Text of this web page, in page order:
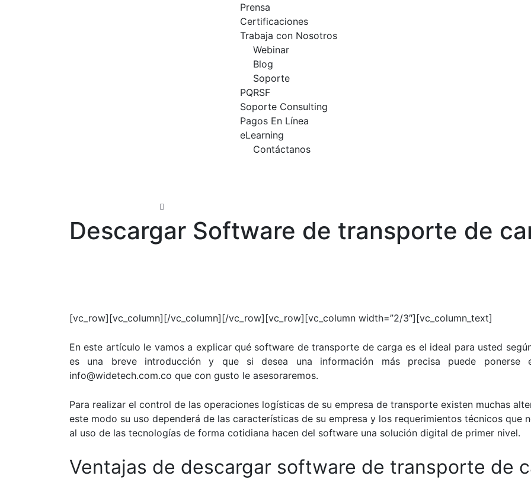
Prensa
Certificaciones
Trabaja con Nosotros
Webinar
Blog
Soporte
PQRSF
Soporte Consulting
Pagos En Línea
eLearning
Contáctanos
Descargar Software de transporte de
[vc_row][vc_column][/vc_column][/vc_row][vc_row][vc_column width=”2/3″][vc_column_text]
En este artículo le vamos a explicar qué software de transporte de carga es el ideal para usted
es una breve introducción y que si desea una información más precisa puede
info@widetech.com.co que con gusto le asesoraremos.
Para realizar el control de las operaciones logísticas de su empresa de transporte existen muchas
este modo su uso dependerá de las características de su empresa y los requerimientos técnicos que
al uso de las tecnologías de forma cotidiana hacen del software una solución digital de primer nivel.
Ventajas de descargar software de transporte de